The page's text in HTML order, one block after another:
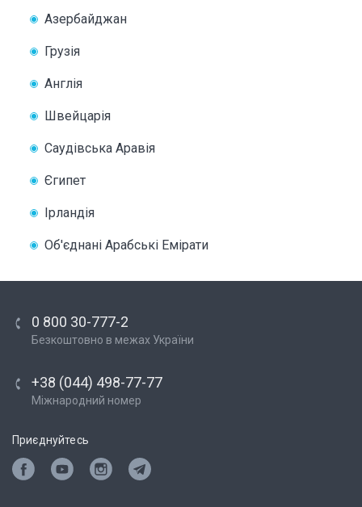
Азербайджан
Грузія
Англія
Швейцарія
Саудівська Аравія
Єгипет
Ірландія
Об'єднані Арабські Емірати
0 800 30-777-2
Безкоштовно в межах України
+38 (044) 498-77-77
Міжнародний номер
Приєднуйтесь